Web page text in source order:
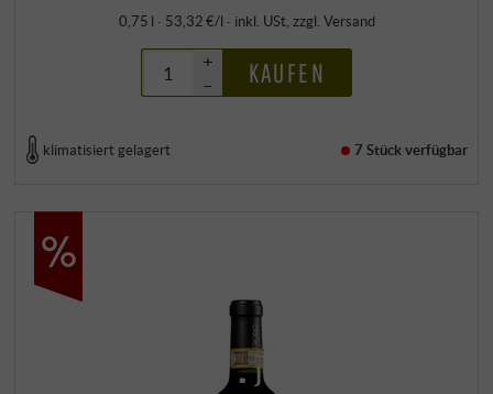
0,75 l · 53,32 €/l · inkl. USt, zzgl. Versand
+
–
KAUFEN
klimatisiert gelagert 7 Stückverfügbar